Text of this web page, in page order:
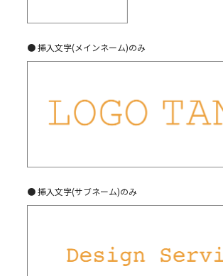
● 挿入文字(メインネーム)のみ
● 挿入文字(サブネーム)のみ